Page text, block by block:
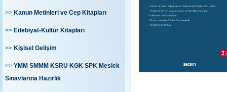
>> Kanun Metinleri ve Cep Kitapları
>> Edebiyat-Kültür Kitapları
>> Kişisel Gelişim
>> YMM SMMM KSRU KGK SPK Meslek
Sınavlarına Hazırlık